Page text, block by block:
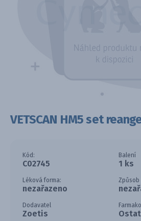
VETSCAN HM5 set
Kód:
C02745
Balení
1 ks
Léková forma:
nezařazeno
Způsob
Dodavatel
Zoetis